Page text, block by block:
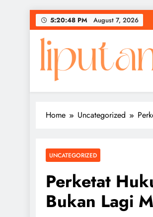
Skip
to
content
5:20:49 PM August 7, 2026
Home Uncategorized
UNCATEGORIZED
Perketat
Bukan Lagi